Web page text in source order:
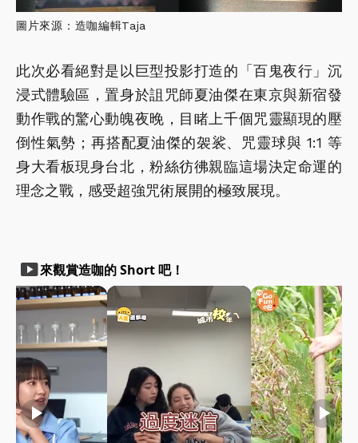
圖片來源：造咖編輯Taja
此次必看絕對是以巨型投影打造的「百鬼夜行」沉
浸式體驗區，置身於詛咒師夏油傑在東京與新宿發
動作戰的驚心動魄夜晚，目睹上千個咒靈顯現的壓
倒性氣勢；再搭配夏油傑的袈裟、咒靈球與 1:1 等
身大看板現身台北，粉絲彷彿親臨這場決定命運的
理念之戰，感受超強咒術展開的極致展現。
smart_display來觀賞造咖的 Short 吧！
play_arrow play_arrow play_arrow